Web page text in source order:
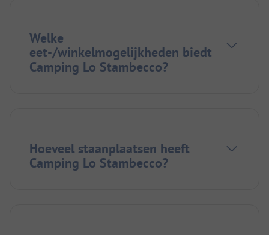
Welke
eet-/winkelmogelijkheden biedt
Camping Lo Stambecco?
Hoeveel staanplaatsen heeft
Camping Lo Stambecco?